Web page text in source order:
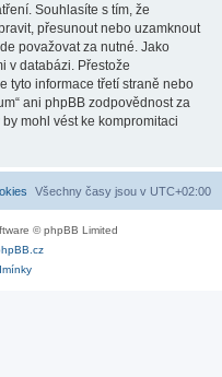
Souhlasíte s tím, že
přesunout nebo uzamknout
považovat za nutné. Jako
v databázi. Přestože
tyto informace třetí straně nebo
ani phpBB zodpovědnost za
mohl vést ke kompromitaci
Všechny časy jsou v UTC+02:00
© phpBB Limited